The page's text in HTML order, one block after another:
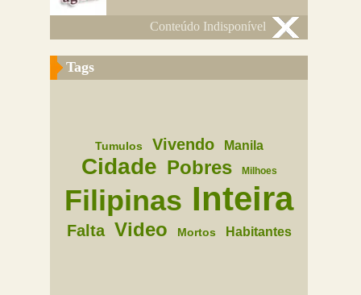
Conteúdo Indisponível
Tags
Tumulos Vivendo Manila
Cidade Pobres Milhoes
Filipinas Inteira
Falta Video Mortos Habitantes